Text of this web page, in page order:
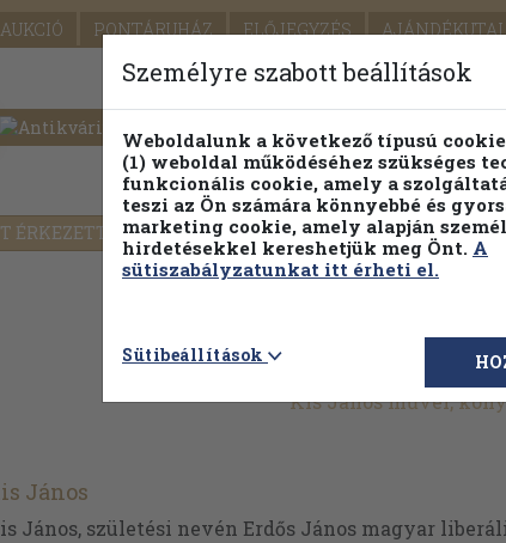
AUKCIÓ PONTÁRUHÁZ ELŐJEGYZÉS
ÉRKEZETT PILLANATNYI ÁRAINK
Részletes kereső
Kis János művei,
János
János, születési nevén Erdős János magyar
Személyre szabott beállítások
Weboldalunk a következő típusú
(1) weboldal működéséhez szükséges
funkcionális cookie, amely a
teszi az Ön számára könnyebbé és
marketing cookie, amely alapján
hirdetésekkel kereshetjük meg Önt. A
sütiszabályzatunkat itt érheti el.
Sütibeállítások